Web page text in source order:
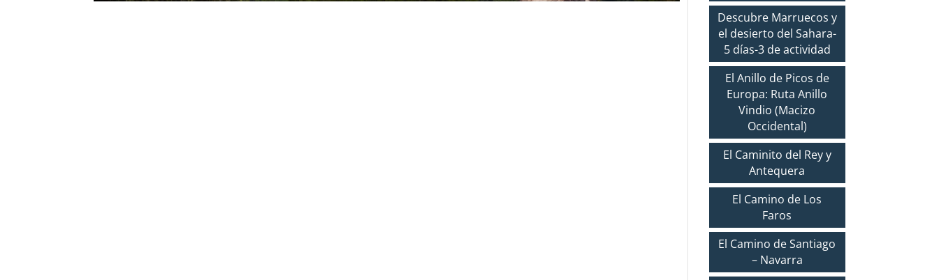
Descubre Marruecos y
el desierto del Sahara-
5 días-3 de actividad
El Anillo de Picos de
Europa: Ruta Anillo
Vindio (Macizo
Occidental)
El Caminito del Rey y
Antequera
El Camino de Los
Faros
El Camino de Santiago
– Navarra